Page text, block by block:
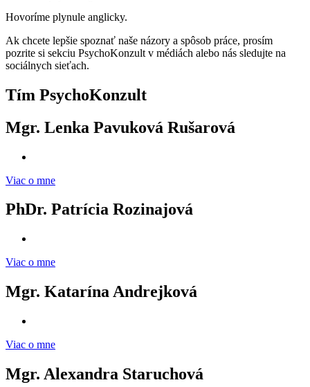
Hovoríme plynule anglicky.
Ak chcete lepšie spoznať naše názory a spôsob práce, prosím
pozrite si sekciu PsychoKonzult v médiách alebo nás sledujte na
sociálnych sieťach.
Tím PsychoKonzult
Mgr. Lenka Pavuková Rušarová
Viac o mne
PhDr. Patrícia Rozinajová
Viac o mne
Mgr. Katarína Andrejková
Viac o mne
Mgr. Alexandra Staruchová